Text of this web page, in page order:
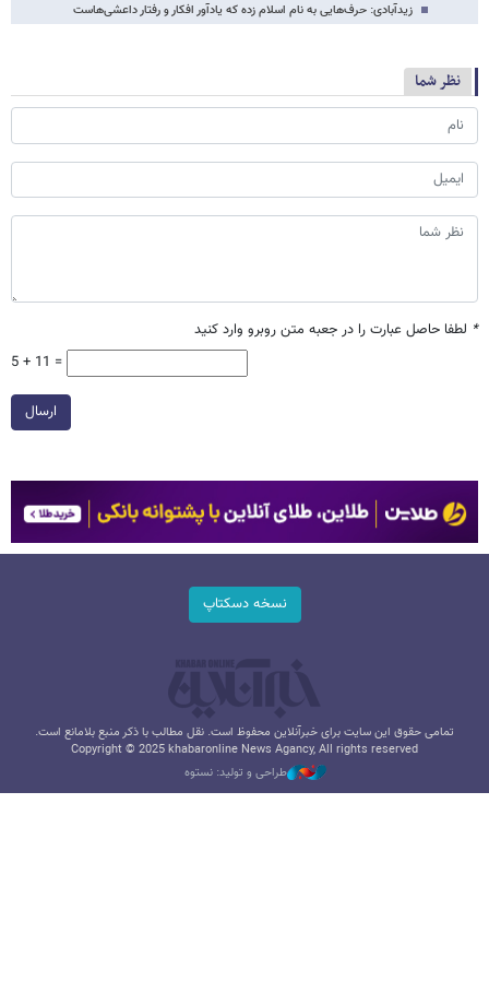
زیدآبادی: حرف‌هایی به نام اسلام زده که یادآور افکار و رفتار داعشی‌هاست
نظر شما
* لطفا حاصل عبارت را در جعبه متن روبرو وارد کنید
5 + 11 =
ارسال
نسخه دسکتاپ
تمامی حقوق این سایت برای خبرآنلاین محفوظ است. نقل مطالب با ذکر منبع بلامانع است.
Copyright © 2025 khabaronline News Agancy, All rights reserved
طراحی و تولید: نستوه